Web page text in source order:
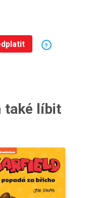
?
také líbit